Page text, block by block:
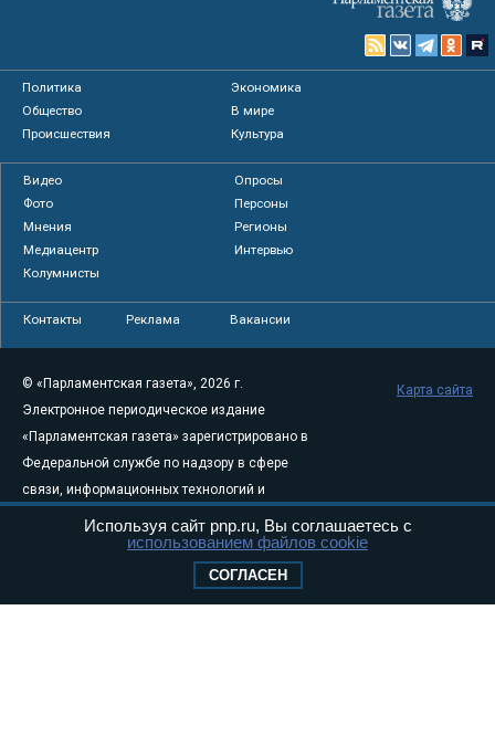
Политика
Экономика
Общество
В мире
Происшествия
Культура
Видео
Опросы
Фото
Персоны
Мнения
Регионы
Медиацентр
Интервью
Колумнисты
Контакты Реклама Вакансии
© «Парламентская газета», 2026 г.
Электронное периодическое издание
«Парламентская газета» зарегистрировано в
Федеральной службе по надзору в сфере
связи, информационных технологий и
массовых коммуникаций (Роскомнадзор) 05
августа 2011 года. 18+
Свидетельство о регистрации Эл № ФС77-
Карта сайта
Используя сайт pnp.ru, Вы соглашаетесь с
использованием файлов cookie
СОГЛАСЕН